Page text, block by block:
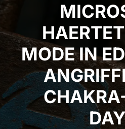
MODE IN